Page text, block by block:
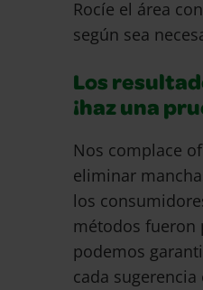
Rocíe el área
según sea
Los
¡haz una
Nos complace
eliminar
los
métodos fueron
podemos
cada